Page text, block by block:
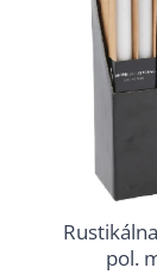
pol.